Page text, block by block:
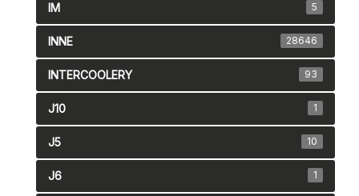
IM 5
INNE 28646
INTERCOOLERY 93
J10 1
J5 10
J6 1